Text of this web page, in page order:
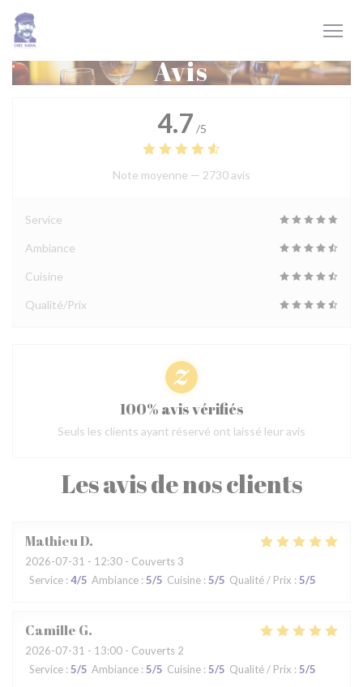
Personnalisation de vos choix en matière de cookies
Avis
Les avis de nos clients
MathieuD
2026-07-31 - 12:30 - Couverts 3
Service : 4/5 Ambiance : 5/5 Cuisine : 5/5 Qualité / Prix : 5/5
Camille G
2026-07-31 - 13:00 - Couverts 2
Service : 5/5 Ambiance : 5/5 Cuisine : 5/5 Qualité / Prix : 5/5
4.7 /5
Note moyenne — 2730 avis
Service
Ambiance
Cuisine
Qualité/Prix
100% avis vérifiés
Seuls les clients ayant réservé ont laissé leur avis